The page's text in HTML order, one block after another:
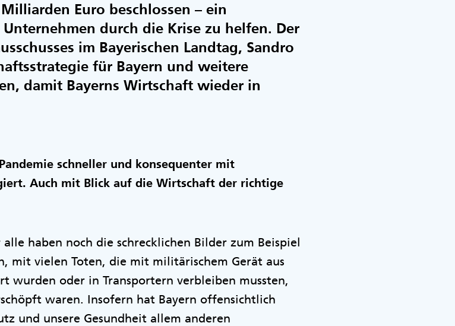
Euro beschlossen – ein
durch die Krise zu helfen. Der
im Bayerischen Landtag, Sandro
für Bayern und weitere
damit Bayerns Wirtschaft wieder in
schneller und konsequenter mit
Auch mit Blick auf die Wirtschaft der richtige
haben noch die schrecklichen Bilder zum Beispiel
mit vielen Toten, die mit militärischem Gerät aus
wurden oder in Transportern verbleiben mussten,
waren. Insofern hat Bayern offensichtlich
und unsere Gesundheit allem anderen